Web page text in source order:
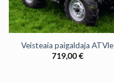
Veisteaia paigaldaja ATVle
719,00€